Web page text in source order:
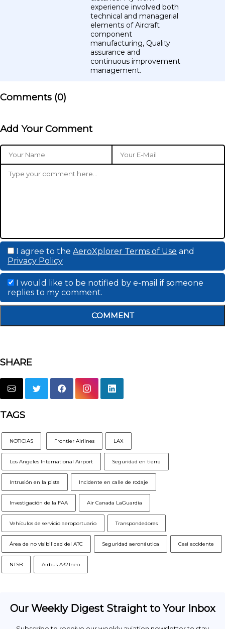
experience involved both
technical and managerial
elements of Aircraft
component
manufacturing, Quality
assurance and
continuous improvement
management.
Comments (0)
Add Your Comment
I agree to the AeroXplorer Terms of Use and
Privacy Policy
I would like to be notified by e-mail if someone
replies to my comment.
COMMENT
SHARE
TAGS
NOTICIAS Frontier Airlines LAX
Los Angeles International Airport Seguridad en tierra
Intrusión en la pista Incidente en calle de rodaje
Investigación de la FAA Air Canada LaGuardia
Vehículos de servicio aeroportuario Transpondedores
Área de no visibilidad del ATC Seguridad aeronáutica Casi accidente
NTSB Airbus A321neo
Our Weekly Digest Straight to Your Inbox